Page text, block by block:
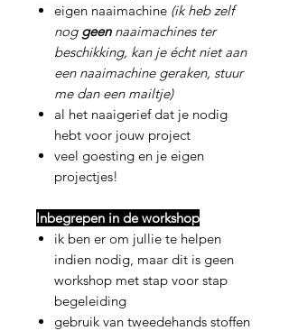
eigen naaimachine (ik heb zelf
nog geennaaimachines ter
beschikking, kan je écht niet aan
een naaimachine geraken, stuur
me dan een mailtje)
al het naaigerief dat je nodig
hebt voor jouw project
veel goesting en je eigen
projectjes!
Inbegrepen in de workshop
ik ben er om jullie te helpen
indien nodig, maar dit is geen
workshop met stap voor stap
begeleiding
gebruik van tweedehands stoffen